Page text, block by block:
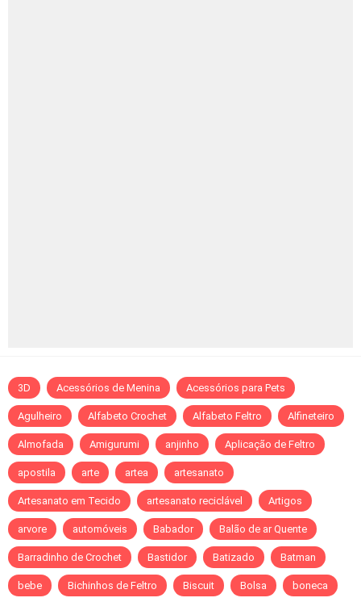
3D Acessórios de Menina Acessórios para Pets
Agulheiro Alfabeto Crochet Alfabeto Feltro Alfineteiro
Almofada Amigurumi anjinho Aplicação de Feltro
apostila arte artea artesanato
Artesanato em Tecido artesanato reciclável Artigos
arvore automóveis Babador Balão de ar Quente
Barradinho de Crochet Bastidor Batizado Batman
bebe Bichinhos de Feltro Biscuit Bolsa boneca